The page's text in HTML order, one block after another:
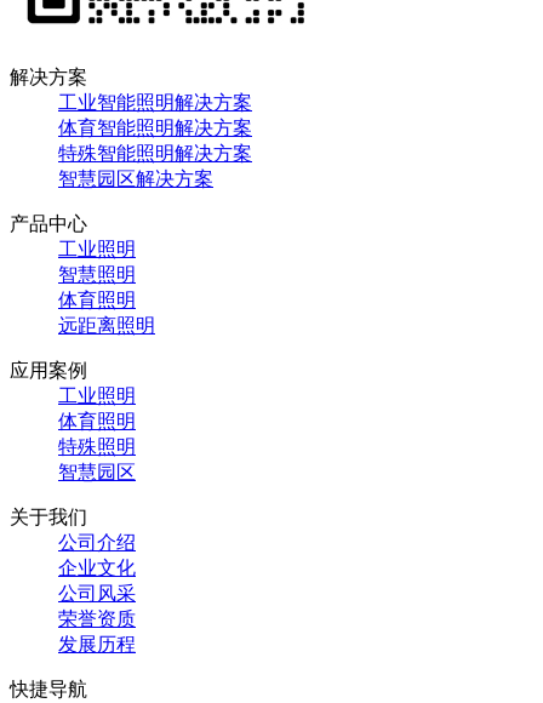
解决方案
工业智能照明解决方案
体育智能照明解决方案
特殊智能照明解决方案
智慧园区解决方案
产品中心
工业照明
智慧照明
体育照明
远距离照明
应用案例
工业照明
体育照明
特殊照明
智慧园区
关于我们
公司介绍
企业文化
公司风采
荣誉资质
发展历程
快捷导航